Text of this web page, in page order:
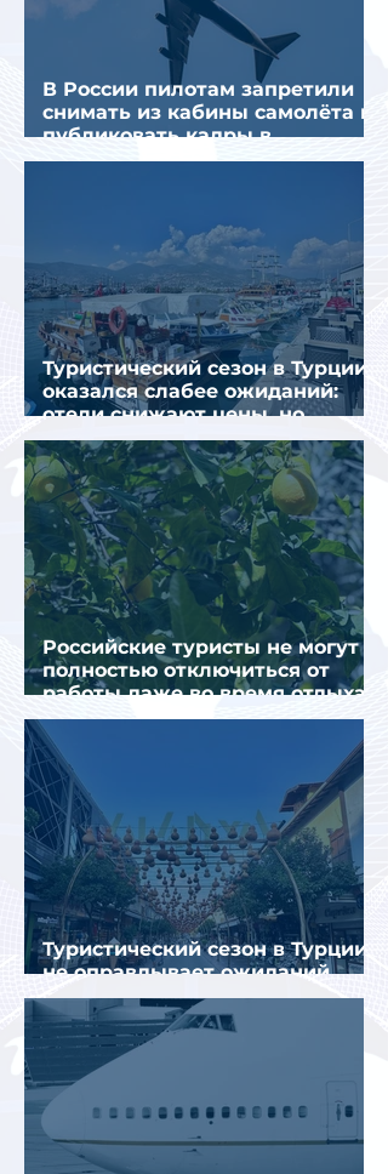
В России пилотам запретили
снимать из кабины самолёта и
публиковать кадры в
интернете
Туристический сезон в Турции
оказался слабее ожиданий:
отели снижают цены, но
загрузка остается низкой
Российские туристы не могут
полностью отключиться от
работы даже во время отдыха
в Турции
Туристический сезон в Турции
не оправдывает ожиданий
отрасли